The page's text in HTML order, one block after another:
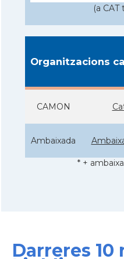
(a CAT
Organitzacions
CAMON
Ambaixada
* +
Darreres